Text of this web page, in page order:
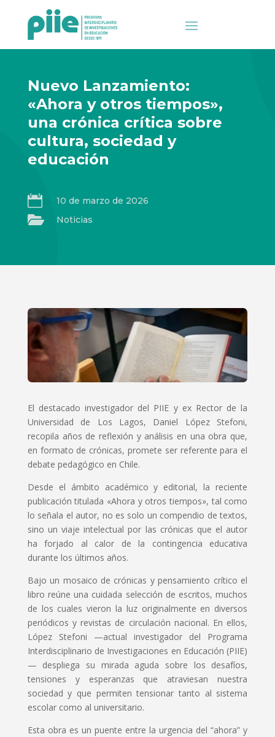
Nuevo Lanzamiento:
«Ahora y otros tiempos»,
una crónica crítica sobre
cultura, sociedad y
educación
 10 de marzo de 2026
 Noticias
El destacado investigador del PIIE y ex Rector de la
Universidad de Los Lagos, Daniel López Stefoni,
recopila años de reflexión y análisis en una obra que,
en formato de crónicas, promete ser referente para el
debate pedagógico en Chile.
Desde el ámbito académico y editorial, la reciente
publicación titulada «Ahora y otros tiempos», tal como
lo señala el autor, no es solo un compendio de textos,
sino un viaje intelectual por las crónicas que el autor
ha forjado al calor de la contingencia educativa
durante los últimos años.
Bajo un mosaico de crónicas y pensamiento crítico el
libro reúne una cuidada selección de escritos, muchos
de los cuales vieron la luz originalmente en diversos
periódicos y revistas de circulación nacional. En ellos,
López Stefoni —actual investigador del Programa
Interdisciplinario de Investigaciones en Educación (PIIE)
— despliega su mirada aguda sobre los desafíos,
tensiones y esperanzas que atraviesan nuestra
sociedad y que permiten tensionar tanto al sistema
escolar como al universitario.
Esta obra es un puente entre la urgencia del “ahora” y